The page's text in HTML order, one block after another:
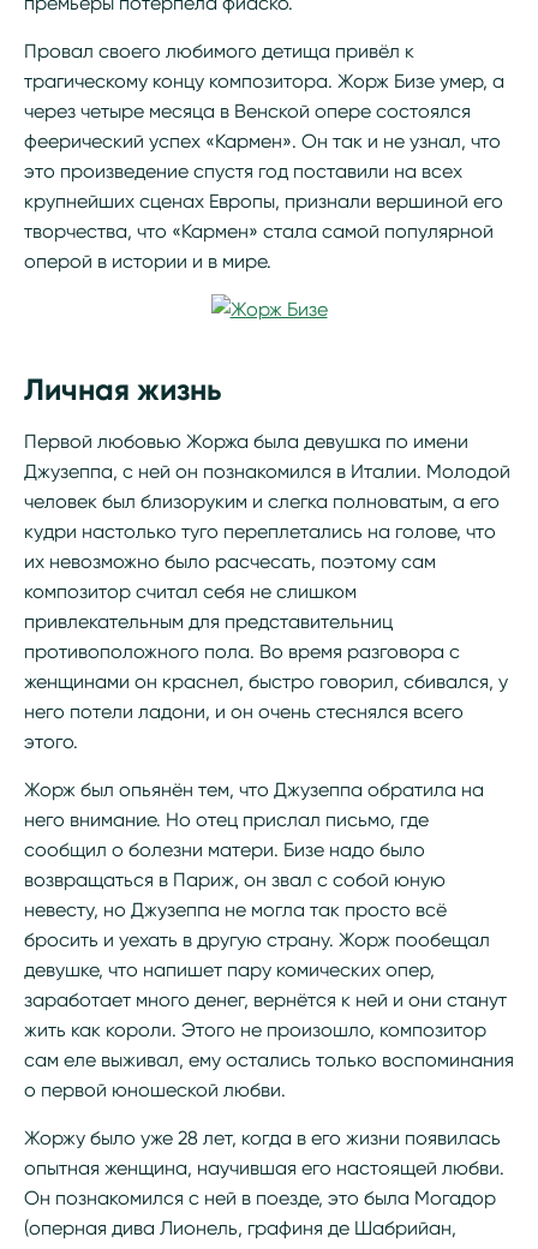
Провал своего любимого детища привёл к
трагическому концу композитора. Жорж Бизе умер, а
через четыре месяца в Венской опере состоялся
феерический успех «Кармен». Он так и не узнал, что
это произведение спустя год поставили на всех
крупнейших сценах Европы, признали вершиной его
творчества, что «Кармен» стала самой популярной
оперой в истории и в мире.
Личная жизнь
Первой любовью Жоржа была девушка по имени
Джузеппа, с ней он познакомился в Италии. Молодой
человек был близоруким и слегка полноватым, а его
кудри настолько туго переплетались на голове, что
их невозможно было расчесать, поэтому сам
композитор считал себя не слишком
привлекательным для представительниц
противоположного пола. Во время разговора с
женщинами он краснел, быстро говорил, сбивался, у
него потели ладони, и он очень стеснялся всего
этого.
Жорж был опьянён тем, что Джузеппа обратила на
него внимание. Но отец прислал письмо, где
сообщил о болезни матери. Бизе надо было
возвращаться в Париж, он звал с собой юную
невесту, но Джузеппа не могла так просто всё
бросить и уехать в другую страну. Жорж пообещал
девушке, что напишет пару комических опер,
заработает много денег, вернётся к ней и они станут
жить как короли. Этого не произошло, композитор
сам еле выживал, ему остались только воспоминания
о первой юношеской любви.
Жоржу было уже 28 лет, когда в его жизни появилась
опытная женщина, научившая его настоящей любви.
Он познакомился с ней в поезде, это была Могадор
(оперная дива Лионель, графиня де Шабрийан,